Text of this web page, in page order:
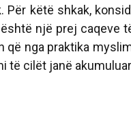
këtë shkak,
një prej caqeve
nga praktika
të cilët janë